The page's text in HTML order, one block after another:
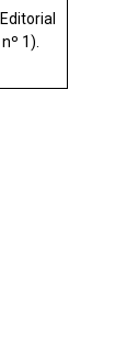
1).